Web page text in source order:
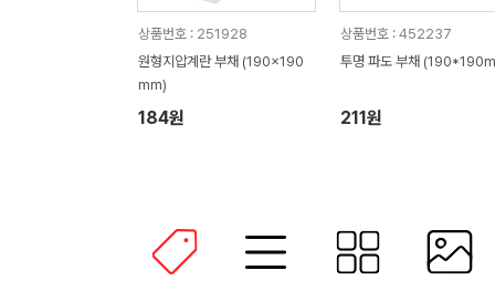
상품번호 : 251928
원형지압계란 부채 (190x190
mm)
184원
상품번호 : 452237
투명 파도 부채
211원